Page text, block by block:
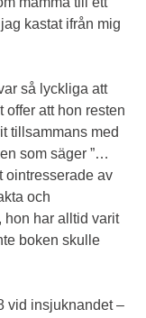
kastat ifrån mig
så lyckliga att
offer att hon resten
tillsammans med
som säger ”…
ointresserade av
och
hon har alltid varit
boken skulle
vid insjuknandet –